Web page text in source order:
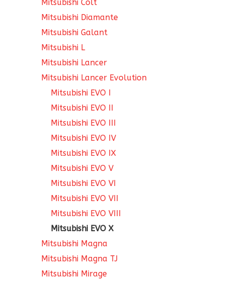
Mitsubishi Colt
Mitsubishi Diamante
Mitsubishi Galant
Mitsubishi L
Mitsubishi Lancer
Mitsubishi Lancer Evolution
Mitsubishi EVO I
Mitsubishi EVO II
Mitsubishi EVO III
Mitsubishi EVO IV
Mitsubishi EVO IX
Mitsubishi EVO V
Mitsubishi EVO VI
Mitsubishi EVO VII
Mitsubishi EVO VIII
Mitsubishi EVO X
Mitsubishi Magna
Mitsubishi Magna TJ
Mitsubishi Mirage